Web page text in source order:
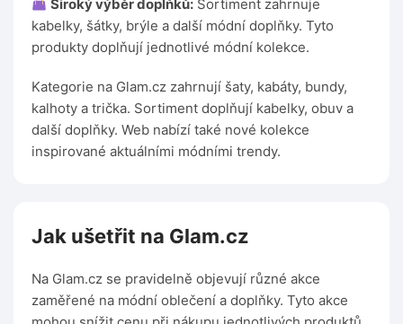
Široký výběr doplňků: Sortiment zahrnuje
kabelky, šátky, brýle a další módní doplňky. Tyto
produkty doplňují jednotlivé módní kolekce.
Kategorie na Glam.cz zahrnují šaty, kabáty, bundy,
kalhoty a trička. Sortiment doplňují kabelky, obuv a
další doplňky. Web nabízí také nové kolekce
inspirované aktuálními módními trendy.
Jak ušetřit na Glam.cz
Na Glam.cz se pravidelně objevují různé akce
zaměřené na módní oblečení a doplňky. Tyto akce